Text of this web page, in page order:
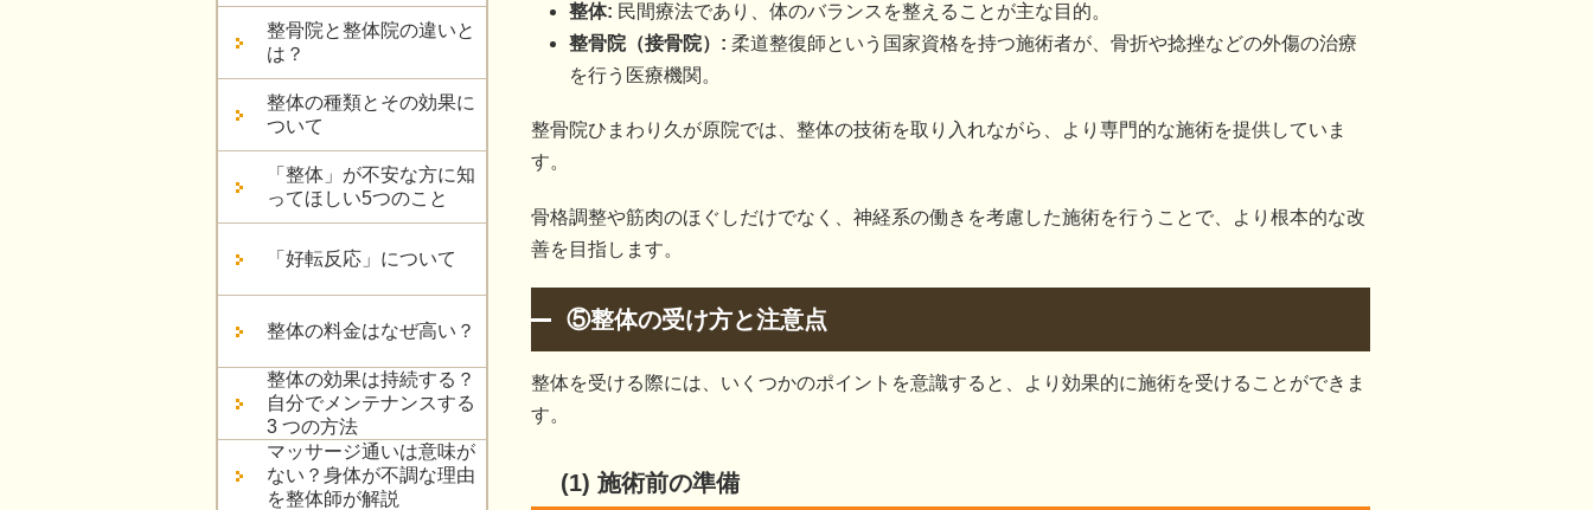
整骨院と整体院の違いと
は？
整体の種類とその効果に
ついて
「整体」が不安な方に知
ってほしい5つのこと
「好転反応」について
整体の料金はなぜ高い？
整体の効果は持続する？
自分でメンテナンスする
3 つの方法
マッサージ通いは意味が
ない？身体が不調な理由
を整体師が解説
整体: 民間療法であり、体のバランスを整えることが主な目的。
整骨院（接骨院）: 柔道整復師という国家資格を持つ施術者が、骨折や捻挫などの外傷の治療
を行う医療機関。
整骨院ひまわり久が原院では、整体の技術を取り入れながら、より専門的な施術を提供していま
す。
骨格調整や筋肉のほぐしだけでなく、神経系の働きを考慮した施術を行うことで、より根本的な改
善を目指します。
⑤整体の受け方と注意点
整体を受ける際には、いくつかのポイントを意識すると、より効果的に施術を受けることができま
す。
(1) 施術前の準備